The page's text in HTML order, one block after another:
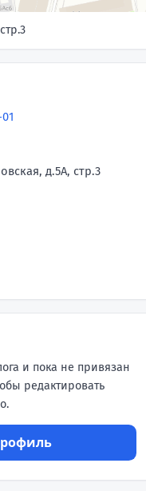
д.5А, стр.3
и пока не привязан
редактировать